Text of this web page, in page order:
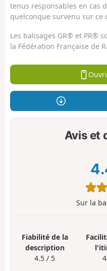
tenus responsables en cas
quelconque survenu sur ce
Les balisages GR® et PR®
la Fédération Française de
Avis et
Sur la
Fiabilité de la
description
4.5 / 5